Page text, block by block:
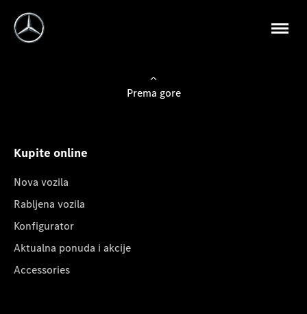
Prema gore
Kupite online
Nova vozila
Rabljena vozila
Konfigurator
Aktualna ponuda i akcije
Accessories